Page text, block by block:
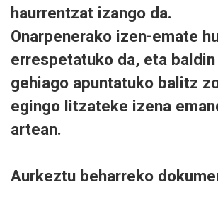
haurrentzat izango da.
Onarpenerako izen-emate
errespetatuko da, eta
gehiago apuntatuko balitz
egingo litzateke izena
artean.
Aurkeztu beharreko